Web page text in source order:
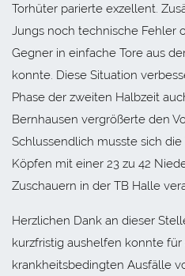
Torhüter parierte exzellent.
Jungs noch technische Fehler
Gegner in einfache Tore aus
konnte. Diese Situation
Phase der zweiten Halbzeit
Bernhausen vergrößerte den
Schlussendlich musste sich
Köpfen mit einer 23 zu 42
Zuschauern in der TB Halle
Herzlichen Dank an dieser
kurzfristig aushelfen konnte für
krankheitsbedingten Ausfälle